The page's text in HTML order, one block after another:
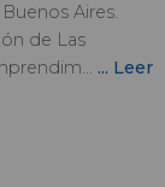
Aires.
de Las
... Leer